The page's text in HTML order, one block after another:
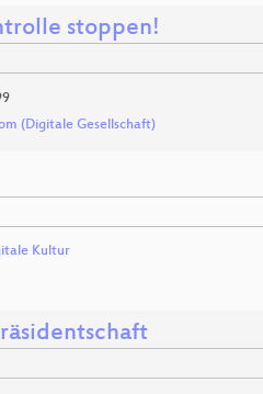
stoppen!
(Digitale Gesellschaft)
Kultur